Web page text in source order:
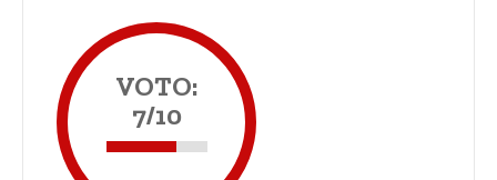
VOTO:
7/10